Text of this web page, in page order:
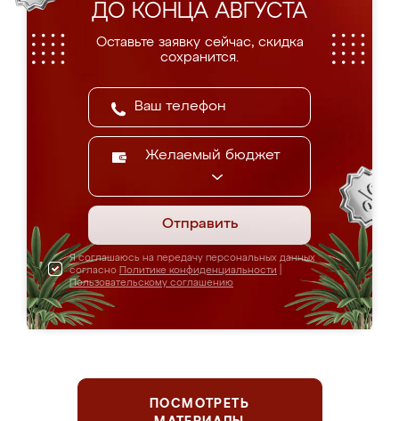
ДО КОНЦА АВГУСТА
Оставьте заявку сейчас, скидка
сохранится.
Желаемый бюджет
Отправить
Я соглашаюсь на передачу персональных данных
согласно Политике конфиденциальности
Пользовательскому соглашению
ПОСМОТРЕТЬ